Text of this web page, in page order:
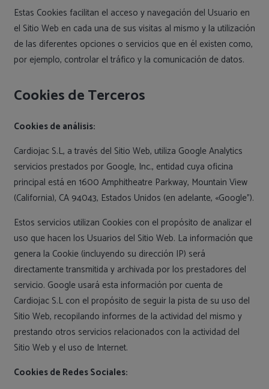
Estas Cookies facilitan el acceso y navegación del Usuario en
el Sitio Web en cada una de sus visitas al mismo y la utilización
de las diferentes opciones o servicios que en él existen como,
por ejemplo, controlar el tráfico y la comunicación de datos.
Cookies de Terceros
Cookies de análisis:
Cardiojac S.L, a través del Sitio Web, utiliza Google Analytics
servicios prestados por Google, Inc., entidad cuya oficina
principal está en 1600 Amphitheatre Parkway, Mountain View
(California), CA 94043, Estados Unidos (en adelante, «Google”).
Estos servicios utilizan Cookies con el propósito de analizar el
uso que hacen los Usuarios del Sitio Web. La información que
genera la Cookie (incluyendo su dirección IP) será
directamente transmitida y archivada por los prestadores del
servicio. Google usará esta información por cuenta de
Cardiojac S.L con el propósito de seguir la pista de su uso del
Sitio Web, recopilando informes de la actividad del mismo y
prestando otros servicios relacionados con la actividad del
Sitio Web y el uso de Internet.
Cookies de Redes Sociales: